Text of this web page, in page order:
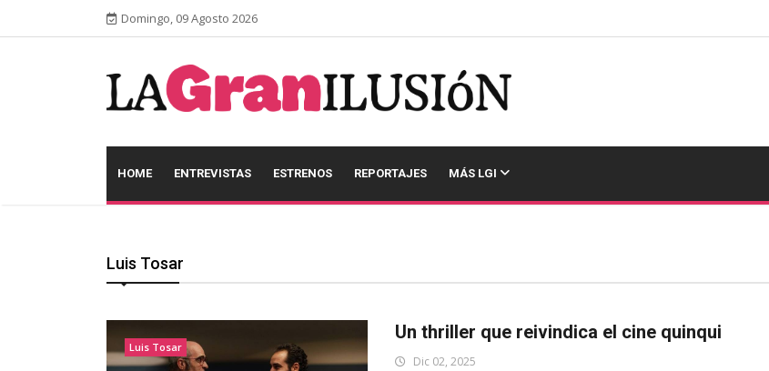
Domingo, 09 Agosto 2026
HOME ENTREVISTAS ESTRENOS REPORTAJES MÁS LGI
Luis Tosar
Luis Tosar
Un thriller que reivindica el cine quinqui
Dic 02, 2025